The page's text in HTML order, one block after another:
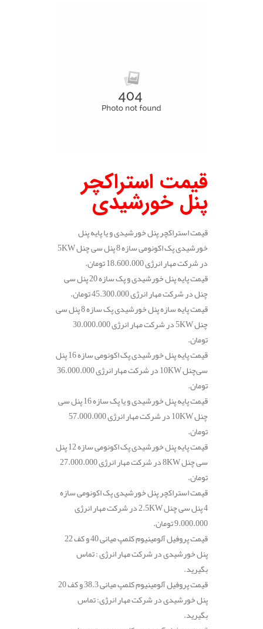
قیمت استراکچر
پنل خورشیدی
قیمت استراکچر پنل خورشیدی و یا پایه پنل
خورشیدی پک اکونومی سازه 8 پنل سی چنل 5KW
در شرکت مهار انرژی 18.600.000 تومان.
قیمت پایه پنل خورشیدی و پک سازه 20 پنل سی
چنل در شرکت مهار انرژی 45.300.000 تومان.
قیمت پایه سازه پنل خورشیدی پک سازه 8 پنل سی
چنل 5KW در شرکت مهار انرژی 30.000.000
تومان.
قیمت پایه پنل خورشیدی پک اکونومی سازه 16 پنل
سی‌چنل 10KW در شرکت مهار انرژی 36.000.000
تومان.
قیمت پایه پنل خورشیدی و یا پک سازه 16 پنل سی
چنل 10KW در شرکت مهار انرژی 57.000.000
تومان.
قیمت پایه پنل خورشیدی پک اکونومی سازه 12 پنل
سی چنل 8KW در شرکت مهار انرژی 27.000.000
تومان.
قیمت استراکچر پنل خورشیدی پک اکونومی سازه
4 پنل سی چنل 2.5KW در شرکت مهار انرژی
9.000.000 تومان.
قیمت پروفیل آلومینیوم کلمپ میانی 40 و کف 22
پنل خورشیدی در شرکت مهار انرژی : تماس
بگیرید.
قیمت پروفیل آلومینیوم کلمپ میانی 38.3 و کف 20
پنل خورشیدی در شرکت مهار انرژی: تماس
بگیرید.